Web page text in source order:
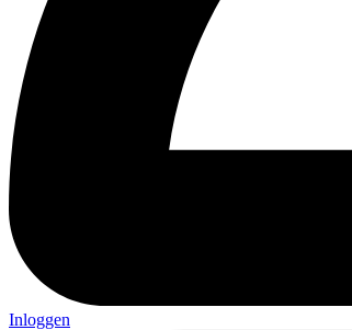
Inloggen